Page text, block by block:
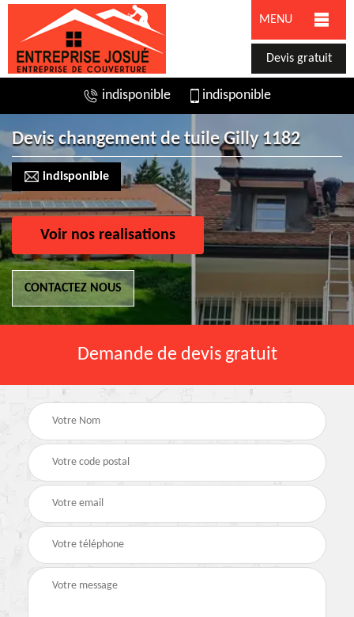
MENU
Devis gratuit
indisponible indisponible
Devis changement de tuile Gilly 1182
indisponible
Voir nos realisations
CONTACTEZ NOUS
Demande de devis gratuit